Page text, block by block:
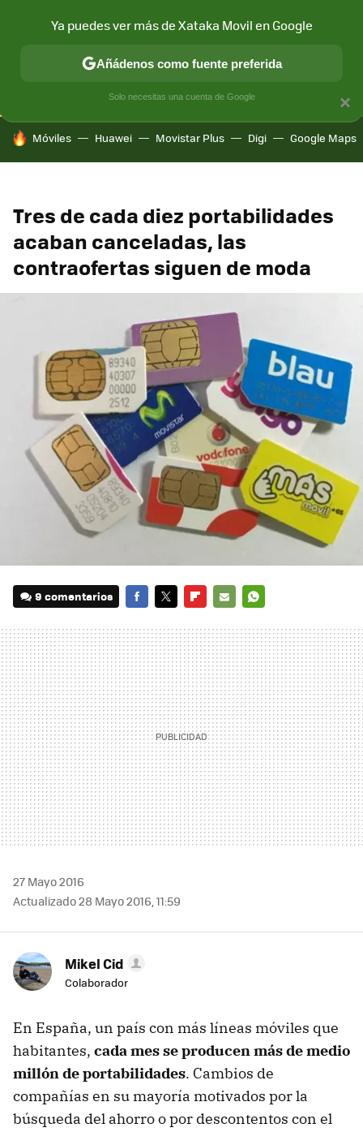
CONECTIVIDAD MÓVIL Y SOCIEDAD APLICACIONES
HOY SE HABLA DE
Móviles Huawei Movistar Plus Digi Google Maps
Tres de cada diez portabilidades
acaban canceladas, las
contraofertas siguen de moda
9 comentarios
MAIL
27 Mayo 2016
Actualizado 28 Mayo 2016, 11:59
Mikel Cid
Colaborador
En España, un país con más líneas móviles que
habitantes, cada mes se producen más de medio
millón de portabilidades. Cambios de
compañías en su mayoría motivados por la
búsqueda del ahorro o por descontentos con el
×
Ya puedes ver más de Xataka Movil en Google
Añádenos como fuente preferida
Solo necesitas una cuenta de Google